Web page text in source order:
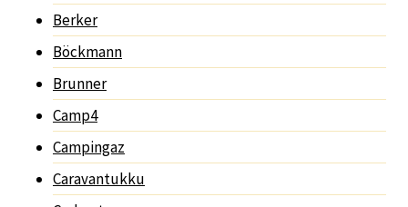
Berker
Böckmann
Brunner
Camp4
Campingaz
Caravantukku